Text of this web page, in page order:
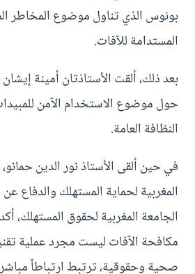
بونوس الذي تناول موضوع المخاطر
المستدامة للآفات.
بعد ذلك، ألقت الأستاذتان أمينة
حول موضوع الاستخدام الآمن
النظافة العامة.
في حين ألقى الأستاذ نور الدين
المغربية لحماية المستهلك والدفاع
الجامعة المغربية لحقوق المستهلك،
مكافحة الآفات ليست مجرد عملية
صحية وحقوقية، ترتبط ارتباطاً